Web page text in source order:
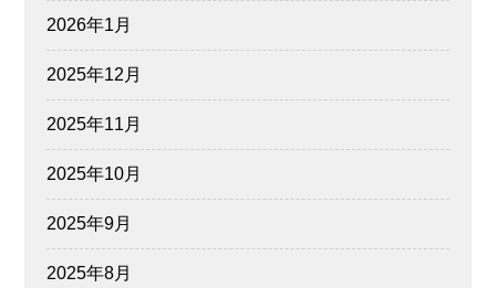
2026年1月
2025年12月
2025年11月
2025年10月
2025年9月
2025年8月